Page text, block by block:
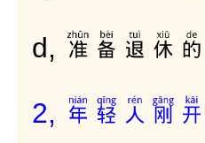
d, 准备退休
2, 年轻人刚